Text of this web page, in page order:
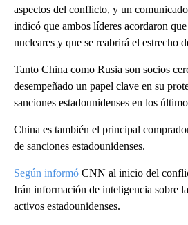
aspectos del conflicto, y un
indicó que ambos líderes acordaron
nucleares y que se reabrirá el estrecho
Tanto China como Rusia son socios
desempeñado un papel clave en su
sanciones estadounidenses en los
China es también el principal
de sanciones estadounidenses.
Según informó CNN al inicio del
Irán información de inteligencia sobre
activos estadounidenses.